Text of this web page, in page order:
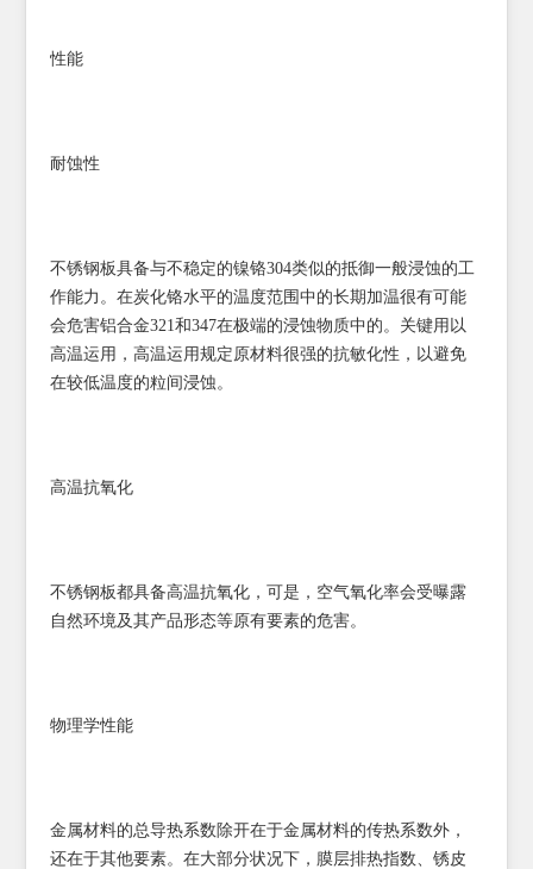
性能
耐蚀性
不锈钢板具备与不稳定的镍铬304类似的抵御一般浸蚀的工
作能力。在炭化铬水平的温度范围中的长期加温很有可能
会危害铝合金321和347在极端的浸蚀物质中的。关键用以
高温运用，高温运用规定原材料很强的抗敏化性，以避免
在较低温度的粒间浸蚀。
高温抗氧化
不锈钢板都具备高温抗氧化，可是，空气氧化率会受曝露
自然环境及其产品形态等原有要素的危害。
物理学性能
金属材料的总导热系数除开在于金属材料的传热系数外，
还在于其他要素。在大部分状况下，膜层排热指数、锈皮